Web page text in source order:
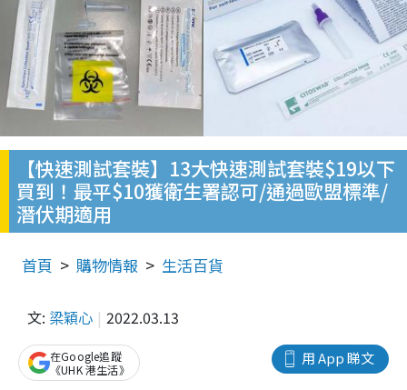
【快速測試套裝】13大快速測試套裝$19以下
買到！最平$10獲衛生署認可/通過歐盟標準/
潛伏期適用
首頁 購物情報 生活百貨
文: 梁穎心 2022.03.13
用 App 睇文
在Google追蹤
《UHK 港生活》